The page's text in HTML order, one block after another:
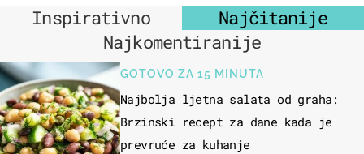
Inspirativno
Najčitanije
Najkomentiranije
GOTOVO ZA 15 MINUTA
Najbolja ljetna salata od graha:
Brzinski recept za dane kada je
prevruće za kuhanje